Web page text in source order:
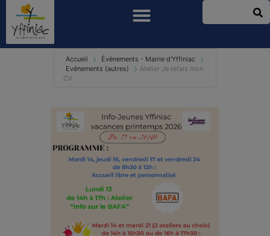
Accueil
Évènements - Mairie d'Yffiniac
Evénements (autres)
Atelier Je refais mon
CV